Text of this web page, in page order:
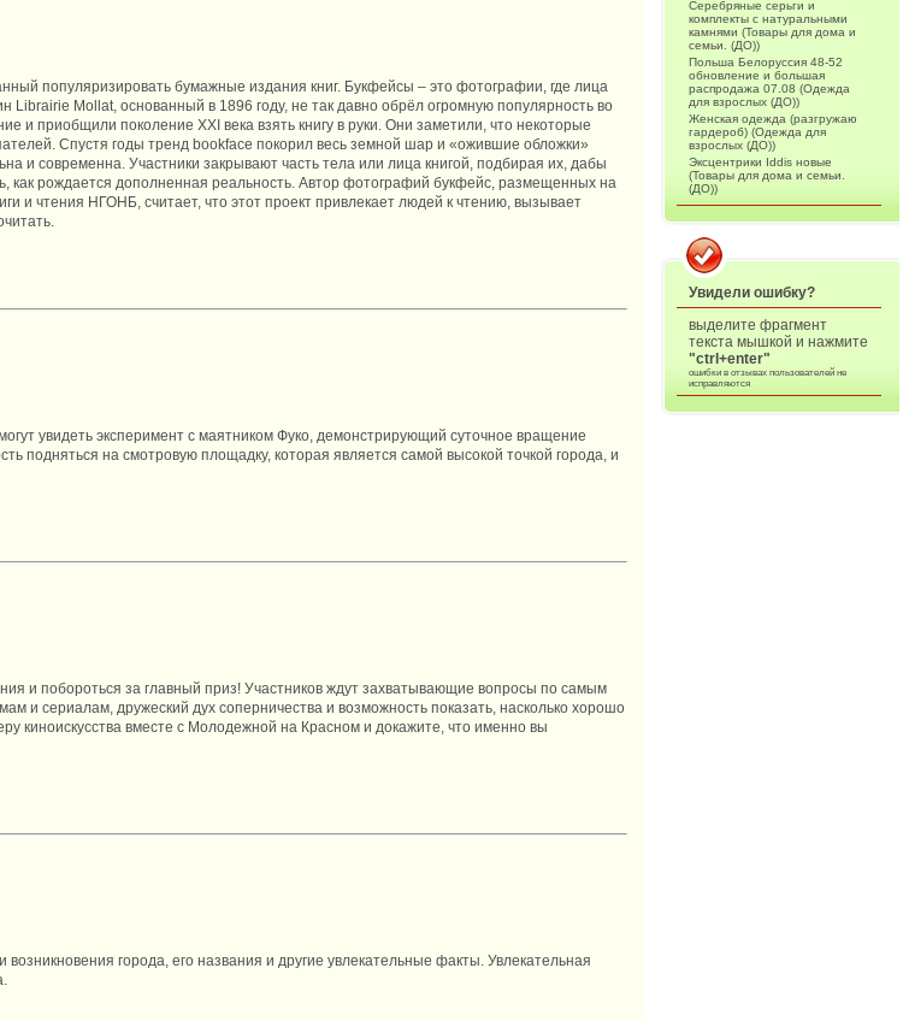
популяризировать бумажные издания книг. Букфейсы – это фотографии, где лица
Librairie Mollat, основанный в 1896 году, не так давно обрёл огромную популярность во
и приобщили поколение XXI века взять книгу в руки. Они заметили, что некоторые
Спустя годы тренд bookface покорил весь земной шар и «ожившие обложки»
и современна. Участники закрывают часть тела или лица книгой, подбирая их, дабы
как рождается дополненная реальность. Автор фотографий букфейс, размещенных на
и чтения НГОНБ, считает, что этот проект привлекает людей к чтению, вызывает
увидеть эксперимент с маятником Фуко, демонстрирующий суточное вращение
подняться на смотровую площадку, которая является самой высокой точкой города, и
и побороться за главный приз! Участников ждут захватывающие вопросы по самым
и сериалам, дружеский дух соперничества и возможность показать, насколько хорошо
киноискусства вместе с Молодежной на Красном и докажите, что именно вы
города, его названия и другие увлекательные факты. Увлекательная
Серебряные серьги и
комплекты с натуральными
камнями (Товары для дома и
семьи. (ДО))
Польша Белоруссия 48-52
обновление и большая
распродажа 07.08 (Одежда
для взрослых (ДО))
Женская одежда (разгружаю
гардероб) (Одежда для
взрослых (ДО))
Эксцентрики Iddis новые
(Товары для дома и семьи.
(ДО))
Увидели ошибку?
выделите фрагмент
текста мышкой и нажмите
"ctrl+enter"
ошибки в отзывах пользователей не
исправляются